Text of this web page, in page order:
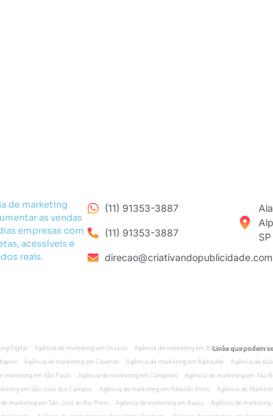
de marketing
as vendas
empresas com
acessíveis e
reais.
(11) 91353-3887
(11) 91353-3887
direcao@criativandopublicidade.com
Links que podem
Digital Agência de marketing em Osasco Agência de marketing em Barueri Agência de
Agência de marketing em Cajamar Agência de marketing em Alphaville Agência de
marketing em São Paulo
Agência de marketing em Campinas Agência de marketing em São
em São José dos Campos
Agência de marketing em Ribeirão Preto Agência de
marketing em São José do Rio Preto
Agência de marketing em Bauru Agência de marketing